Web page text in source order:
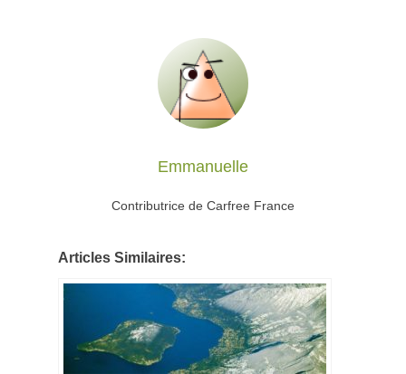
Emmanuelle
Contributrice de Carfree France
Articles Similaires: